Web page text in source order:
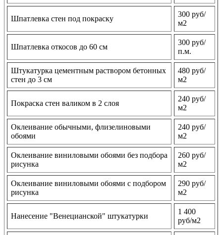
Шпатлевка стен под покраску
300 руб/
м2
Шпатлевка откосов до 60 см
300 руб/
п.м.
Штукатурка цементным раствором бетонных
стен до 3 см
480 руб/
м2
Покраска стен валиком в 2 слоя
240 руб/
м2
Оклеивание обычными, флизелиновыми
обоями
240 руб/
м2
Оклеивание виниловыми обоями без подбора
рисунка
260 руб/
м2
Оклеивание виниловыми обоями с подбором
рисунка
290 руб/
м2
Нанесение "Венецианской" штукатурки
1 400
руб/м2